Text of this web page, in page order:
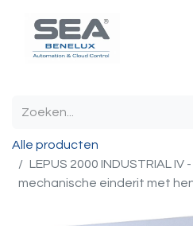
Alle producten
LEPUS 2000 INDUSTRIAL
mechanische einderit met